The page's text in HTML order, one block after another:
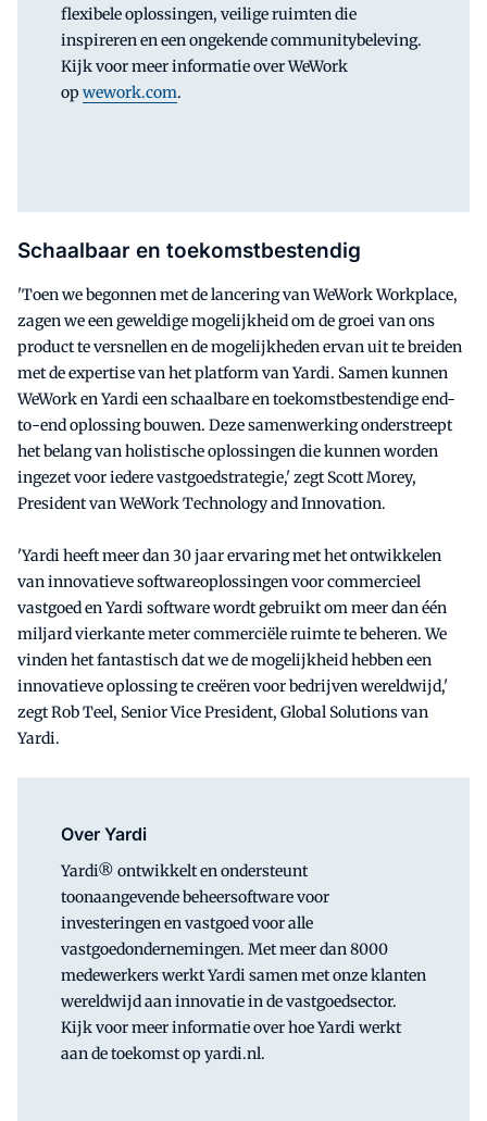
flexibele oplossingen, veilige ruimten die
inspireren en een ongekende communitybeleving.
Kijk voor meer informatie over WeWork
op wework.com.
Schaalbaar en toekomstbestendig
'Toen we begonnen met de lancering van WeWork Workplace,
zagen we een geweldige mogelijkheid om de groei van ons
product te versnellen en de mogelijkheden ervan uit te breiden
met de expertise van het platform van Yardi. Samen kunnen
WeWork en Yardi een schaalbare en toekomstbestendige end-
to-end oplossing bouwen. Deze samenwerking onderstreept
het belang van holistische oplossingen die kunnen worden
ingezet voor iedere vastgoedstrategie,' zegt Scott Morey,
President van WeWork Technology and Innovation.
'Yardi heeft meer dan 30 jaar ervaring met het ontwikkelen
van innovatieve softwareoplossingen voor commercieel
vastgoed en Yardi software wordt gebruikt om meer dan één
miljard vierkante meter commerciële ruimte te beheren. We
vinden het fantastisch dat we de mogelijkheid hebben een
innovatieve oplossing te creëren voor bedrijven wereldwijd,'
zegt Rob Teel, Senior Vice President, Global Solutions van
Yardi.
Over Yardi
Yardi® ontwikkelt en ondersteunt
toonaangevende beheersoftware voor
investeringen en vastgoed voor alle
vastgoedondernemingen. Met meer dan 8000
medewerkers werkt Yardi samen met onze klanten
wereldwijd aan innovatie in de vastgoedsector.
Kijk voor meer informatie over hoe Yardi werkt
aan de toekomst op yardi.nl.